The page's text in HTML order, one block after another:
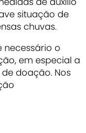
situação de
chuvas.
necessário o
em especial a
doação. Nos